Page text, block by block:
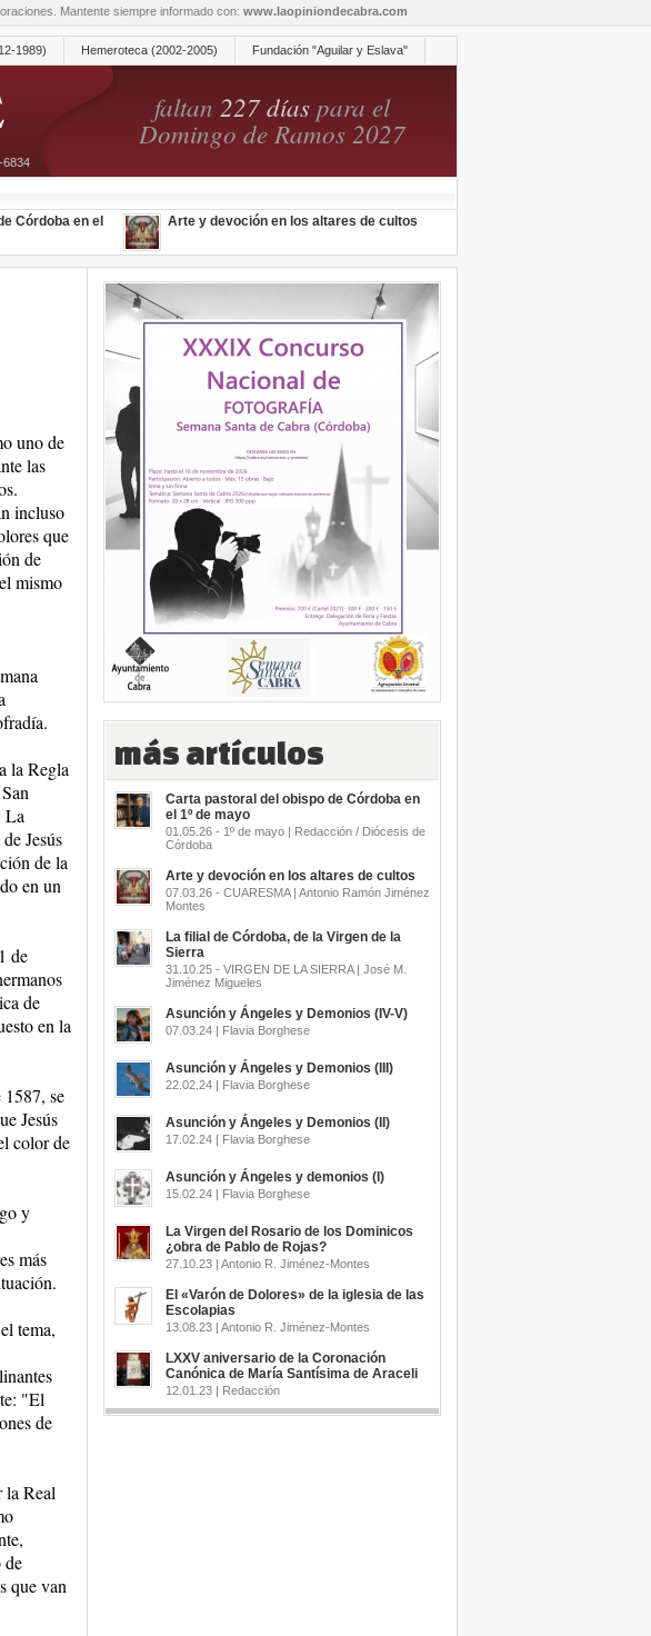
Mantente siempre informado con: www.laopiniondecabra.com
1989) Hemeroteca (2002-2005) Fundación "Aguilar y Eslava"
faltan 227 díaspara el
Domingo de Ramos 2027
Córdoba en el
Arte y devoción en los altares de cultos
uno de
las
incluso
que
de
mismo
la Regla
La
Jesús
de la
en un
de
de
en la
se
Jesús
color de
y
más
tema,
"El
de
la Real
de
que van
más artículos
Carta pastoral del obispo de Córdoba en
el 1º de mayo
01.05.26 - 1º de mayo | Redacción / Diócesis de
Córdoba
Arte y devoción en los altares de cultos
07.03.26 - CUARESMA | Antonio Ramón Jiménez
Montes
La filial de Córdoba, de la Virgen de la
Sierra
31.10.25 - VIRGEN DE LA SIERRA | José M.
Jiménez Migueles
Asunción y Ángeles y Demonios (IV-V)
07.03.24 | Flavia Borghese
Asunción y Ángeles y Demonios (III)
22.02.24 | Flavia Borghese
Asunción y Ángeles y Demonios (II)
17.02.24 | Flavia Borghese
Asunción y Ángeles y demonios (I)
15.02.24 | Flavia Borghese
La Virgen del Rosario de los Dominicos
¿obra de Pablo de Rojas?
27.10.23 | Antonio R. Jiménez-Montes
El «Varón de Dolores» de la iglesia de las
Escolapias
13.08.23 | Antonio R. Jiménez-Montes
LXXV aniversario de la Coronación
Canónica de María Santísima de Araceli
12.01.23 | Redacción